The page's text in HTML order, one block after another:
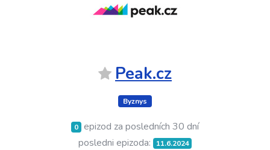
Peak.cz
Byznys
0 epizod za posledních 30 dní
posledni epizoda:
11.6.2024